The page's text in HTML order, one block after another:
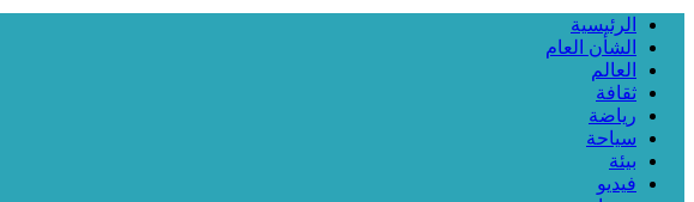
الرئيسية
الشأن العام
العالم
ثقافة
رياضة
سياحة
بيئة
فيديو